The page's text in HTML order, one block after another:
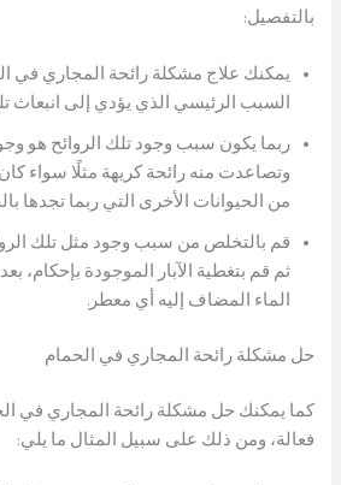
بالتفصيل:
يمكنك علاج مشكلة رائحة المجاري في
السبب الرئيسي الذي يؤدي إلى انبعاث
ربما يكون سبب وجود تلك الروائح هو
وتصاعدت منه رائحة كريهة مثلًا سواء
من الحيوانات الأخرى التي ربما تجدها
قم بالتخلص من سبب وجود مثل تلك
ثم قم بتغطية الآبار الموجودة بإحكام،
الماء المضاف إليه أي معطر.
حل مشكلة رائحة المجاري في الحمام
كما يمكنك حل مشكلة رائحة المجاري في
فعالة، ومن ذلك على سبيل المثال ما يلي: